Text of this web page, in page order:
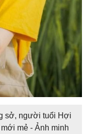
sở, người tuổi Hợi
mẻ - Ảnh minh